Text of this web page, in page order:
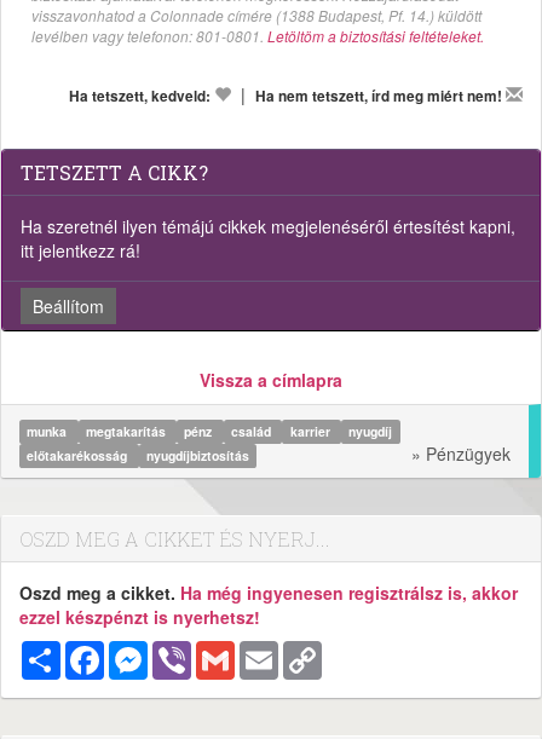
visszavonhatod a Colonnade címére (1388 Budapest, Pf. 14.) küldött
levélben vagy telefonon: 801-0801. Letöltöm a biztosítási feltételeket.
Ha tetszett, kedveld: | Ha nem tetszett, írd meg miért nem!
TETSZETT A CIKK?
Ha szeretnél ilyen témájú cikkek megjelenéséről értesítést kapni,
itt jelentkezz rá!
Beállítom
Vissza a címlapra
munka megtakarítás pénz család karrier
nyugdíj
előtakarékosság
nyugdíjbiztosítás » Pénzügyek
OSZD MEG A CIKKET ÉS NYERJ...
Oszd meg a cikket. Ha még ingyenesen regisztrálsz is, akkor
ezzel készpénzt is nyerhetsz!
MegosztásFacebookMessenger
Viber Gmail Email